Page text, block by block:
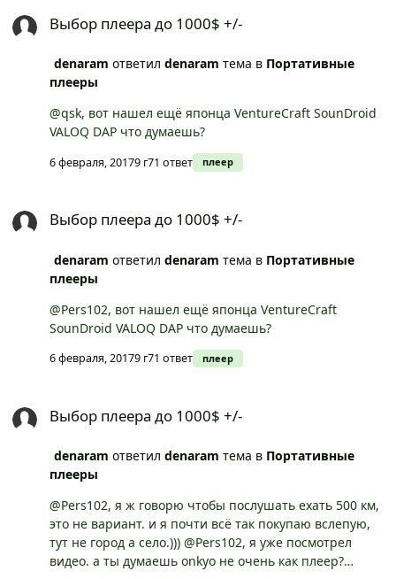
Выбор плеера до 1000$ +/-
denaram ответил denaram тема в Портативные
плееры
@qsk, вот нашел ещё японца VentureCraft SounDroid
VALOQ DAP что думаешь?
6 февраля, 20179 г71 ответ плеер
Выбор плеера до 1000$ +/-
denaram ответил denaram тема в Портативные
плееры
@Pers102, вот нашел ещё японца VentureCraft
SounDroid VALOQ DAP что думаешь?
6 февраля, 20179 г71 ответ плеер
Выбор плеера до 1000$ +/-
denaram ответил denaram тема в Портативные
плееры
@Pers102, я ж говорю чтобы послушать ехать 500 км,
это не вариант. и я почти всё так покупаю вслепую,
тут не город а село.))) @Pers102, я уже посмотрел
видео. а ты думаешь onkyo не очень как плеер?